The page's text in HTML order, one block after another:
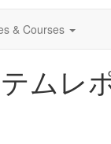
& Courses
ムレ